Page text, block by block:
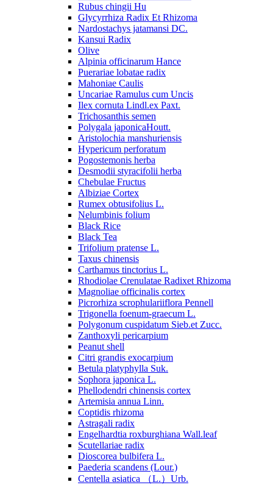
Rubus chingii Hu
Glycyrrhiza Radix Et Rhizoma
Nardostachys jatamansi DC.
Kansui Radix
Olive
Alpinia officinarum Hance
Puerariae lobatae radix
Mahoniae Caulis
Uncariae Ramulus cum Uncis
Ilex cornuta Lindl.ex Paxt.
Trichosanthis semen
Polygala japonicaHoutt.
Aristolochia manshuriensis
Hypericum perforatum
Pogostemonis herba
Desmodii styracifolii herba
Chebulae Fructus
Albiziae Cortex
Rumex obtusifolius L.
Nelumbinis folium
Black Rice
Black Tea
Trifolium pratense L.
Taxus chinensis
Carthamus tinctorius L.
Rhodiolae Crenulatae Radixet Rhizoma
Magnoliae officinalis cortex
Picrorhiza scrophulariiflora Pennell
Trigonella foenum-graecum L.
Polygonum cuspidatum Sieb.et Zucc.
Zanthoxyli pericarpium
Peanut shell
Citri grandis exocarpium
Betula platyphylla Suk.
Sophora japonica L.
Phellodendri chinensis cortex
Artemisia annua Linn.
Coptidis rhizoma
Astragali radix
Engelhardtia roxburghiana Wall.leaf
Scutellariae radix
Dioscorea bulbifera L.
Paederia scandens (Lour.)
Centella asiatica （L.）Urb.